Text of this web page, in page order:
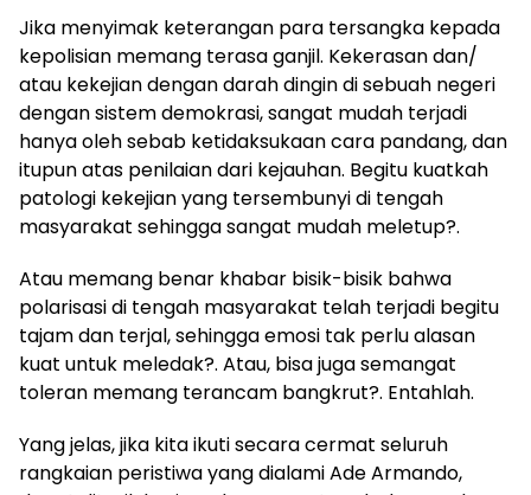
Jika menyimak keterangan para tersangka kepada
kepolisian memang terasa ganjil. Kekerasan dan/
atau kekejian dengan darah dingin di sebuah negeri
dengan sistem demokrasi, sangat mudah terjadi
hanya oleh sebab ketidaksukaan cara pandang, dan
itupun atas penilaian dari kejauhan. Begitu kuatkah
patologi kekejian yang tersembunyi di tengah
masyarakat sehingga sangat mudah meletup?.
Atau memang benar khabar bisik-bisik bahwa
polarisasi di tengah masyarakat telah terjadi begitu
tajam dan terjal, sehingga emosi tak perlu alasan
kuat untuk meledak?. Atau, bisa juga semangat
toleran memang terancam bangkrut?. Entahlah.
Yang jelas, jika kita ikuti secara cermat seluruh
rangkaian peristiwa yang dialami Ade Armando,